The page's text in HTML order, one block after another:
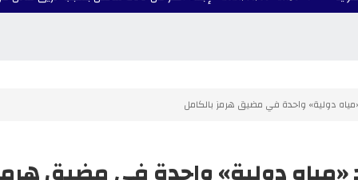
دولية» واحدة في مضيق هرمز بالكامل